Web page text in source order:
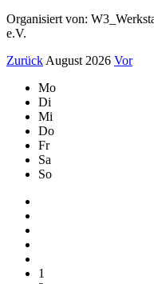
Organisiert von:
e.V.
Zurück August 2026 Vor
Mo
Di
Mi
Do
Fr
Sa
So
1